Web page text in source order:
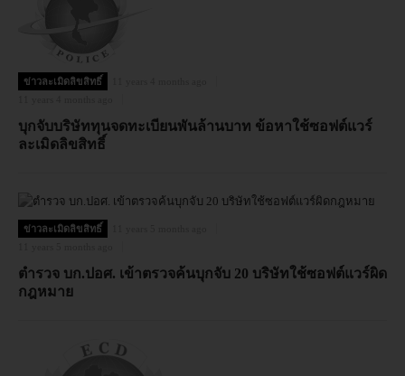
ข่าวละเมิดลิขสิทธิ์
บุกจับบริษัททุนจดทะเบียนพันล้านบาท ข้อหาใช้ซอฟต์แวร์
ละเมิดลิขสิทธิ์
ข่าวละเมิดลิขสิทธิ์
ตำรวจ บก.ปอศ. เข้าตรวจค้นบุกจับ 20 บริษัทใช้ซอฟต์แวร์ผิด
กฎหมาย